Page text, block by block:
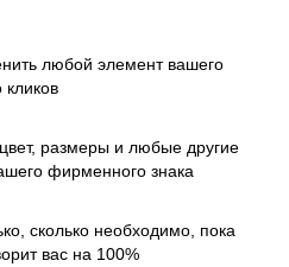
любой элемент вашего
кликов
размеры и любые другие
фирменного знака
сколько необходимо, пока
вас на 100%